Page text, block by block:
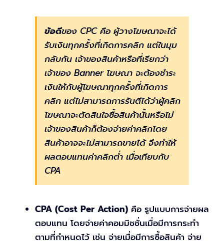
ข้อดีของ CPC คือ ผู้วางโฆษณาจะได้
รับเงินทุกครั้งที่เกิดการคลิก แต่ในมุม
กลับกัน เจ้าของสินค้าหรือที่เรียกว่า
เจ้าของ Banner โฆษณา จะต้องชำระ
เงินให้กับผู้โฆษณาทุกครั้งที่เกิดการ
คลิก แต่ไม่สามารถการรันตีได้ว่าผู้คลิก
โฆษณาจะตัดสินใจซื้อสินค้านั้นหรือไม่
เจ้าของสินค้าก็ต้องจ่ายค่าคลิกโดย
สินค้าอาจจะไม่สามารถขายได้ จึงทำให้
ผลตอบแทนค่าคลิกตํ่า เมื่อเทียบกับ
CPA
CPA (Cost Per Action)คือ รูปแบบการจ่ายผล
ตอบแทน โดยจ่ายค่าคอมมิชชั่นเมื่อมีการกระทำ
ตามที่กำหนดไว้ เช่น จ่ายเมื่อมีการซื้อสินค้า จ่าย